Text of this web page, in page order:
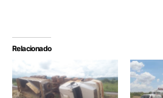
Relacionado